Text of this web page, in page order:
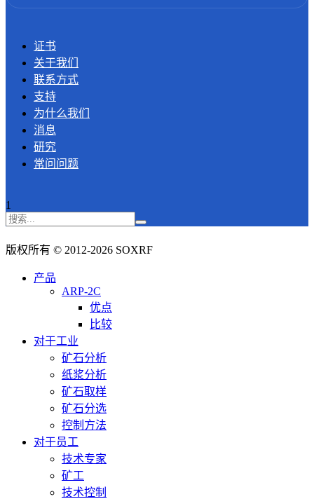
证书
关于我们
联系方式
支持
为什么我们
消息
研究
常问问题
1
版权所有 © 2012-2026 SOXRF
产品
ARP-2C
优点
比较
对于工业
矿石分析
纸浆分析
矿石取样
矿石分选
控制方法
对于员工
技术专家
矿工
技术控制